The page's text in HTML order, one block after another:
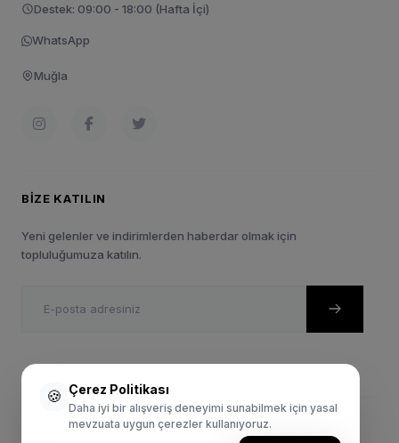
Destek: 09:00 - 18:00 (Hafta İçi)
WhatsApp
Muğla
BIZE KATILIN
Yeni gelenler ve indirimlerden haberdar olmak için
topluluğumuza katılın.
© 2024 Sportie.com.tr. Tüm Hakları Saklıdır.
🍪 Çerez Politikası
Daha iyi bir alışveriş deneyimi sunabilmek için yasal
mevzuata uygun çerezler kullanıyoruz.